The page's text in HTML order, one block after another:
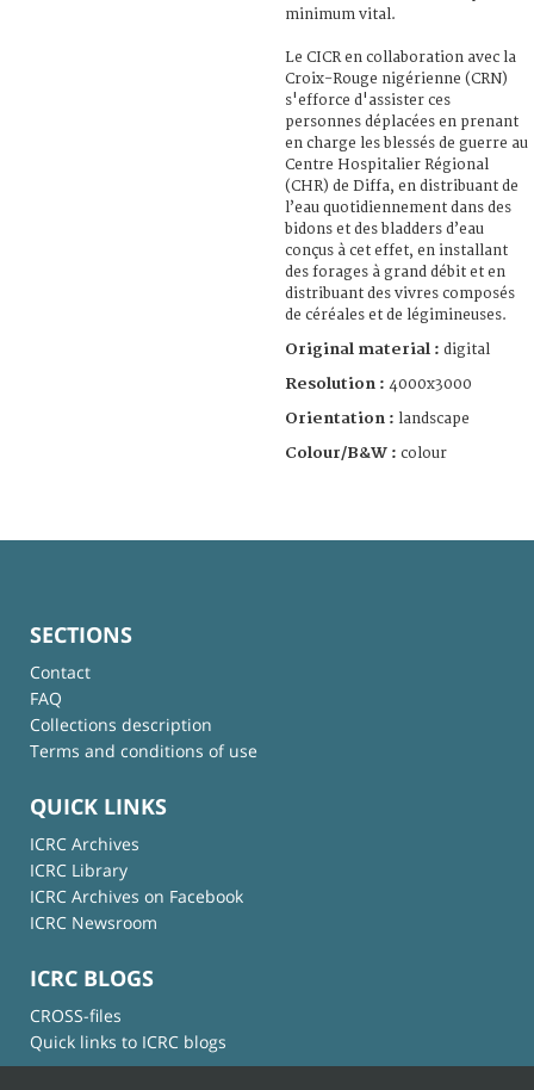
minimum vital.
Le CICR en collaboration avec la
Croix-Rouge nigérienne (CRN)
s'efforce d'assister ces
personnes déplacées en prenant
en charge les blessés de guerre au
Centre Hospitalier Régional
(CHR) de Diffa, en distribuant de
l’eau quotidiennement dans des
bidons et des bladders d’eau
conçus à cet effet, en installant
des forages à grand débit et en
distribuant des vivres composés
de céréales et de légimineuses.
Original material : digital
Resolution : 4000x3000
Orientation : landscape
Colour/B&W : colour
SECTIONS
Contact
FAQ
Collections description
Terms and conditions of use
QUICK LINKS
ICRC Archives
ICRC Library
ICRC Archives on Facebook
ICRC Newsroom
ICRC BLOGS
CROSS-files
Quick links to ICRC blogs